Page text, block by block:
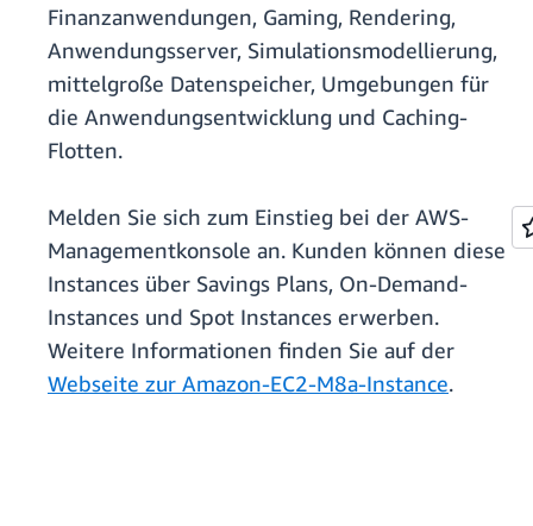
Finanzanwendungen, Gaming, Rendering,
Anwendungsserver, Simulationsmodellierung,
mittelgroße Datenspeicher, Umgebungen für
die Anwendungsentwicklung und Caching-
Flotten.
Melden Sie sich zum Einstieg bei der AWS-
Managementkonsole an. Kunden können diese
Instances über Savings Plans, On-Demand-
Instances und Spot Instances erwerben.
Weitere Informationen finden Sie auf der
Webseite zur Amazon-EC2-M8a-Instance.